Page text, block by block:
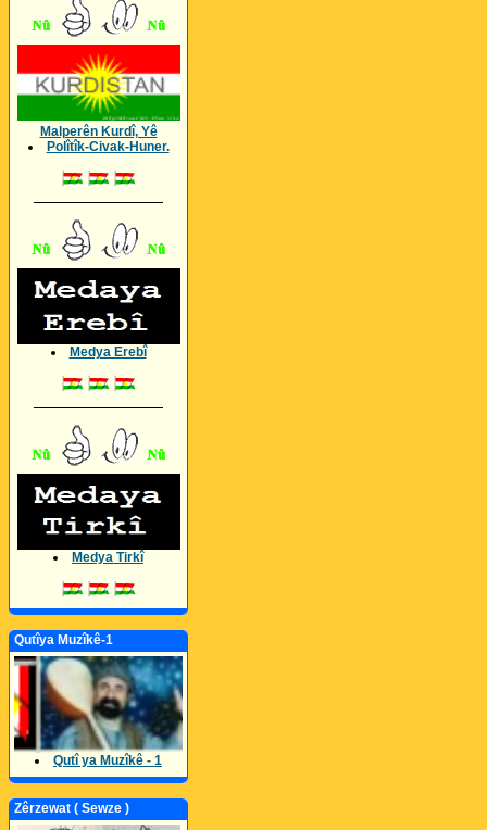
Malperên Kurdî, Yê
Polîtîk-Civak-Huner.
Medya Erebî
Medya Tirkî
Qutîya Muzîkê-1
Qutî ya Muzîkê - 1
Zêrzewat ( Sewze )